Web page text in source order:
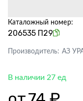
Каталожный номер:
206535 П29
Производитель: АЗ
В наличии 27 ед